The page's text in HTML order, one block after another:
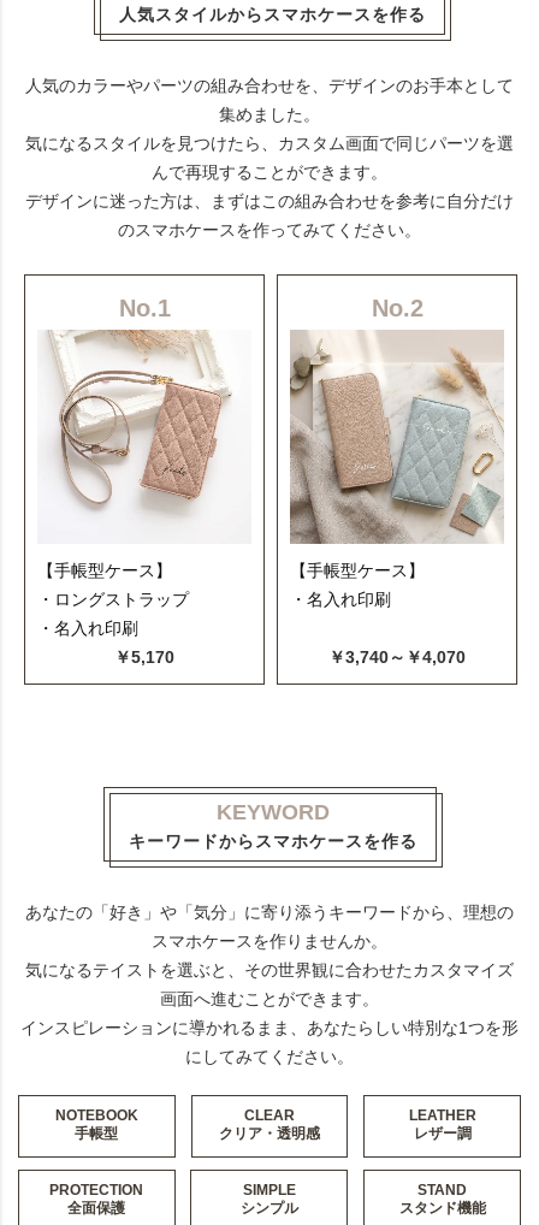
人気スタイルからスマホケースを作る
人気のカラーやパーツの組み合わせを、デザインのお手本として
集めました。
気になるスタイルを見つけたら、カスタム画面で同じパーツを選
んで再現することができます。
デザインに迷った方は、まずはこの組み合わせを参考に自分だけ
のスマホケースを作ってみてください。
No.1
【手帳型ケース】
・ロングストラップ
・名入れ印刷
￥5,170
No.2
【手帳型ケース】
・名入れ印刷
￥3,740～￥4,070
KEYWORD
キーワードからスマホケースを作る
あなたの「好き」や「気分」に寄り添うキーワードから、理想の
スマホケースを作りませんか。
気になるテイストを選ぶと、その世界観に合わせたカスタマイズ
画面へ進むことができます。
インスピレーションに導かれるまま、あなたらしい特別な1つを形
にしてみてください。
NOTEBOOK
手帳型
CLEAR
クリア・透明感
LEATHER
レザー調
PROTECTION
全面保護
SIMPLE
シンプル
STAND
スタンド機能